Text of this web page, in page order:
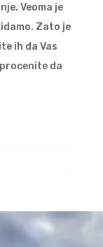
Veoma je
Zato je
ih da Vas
da